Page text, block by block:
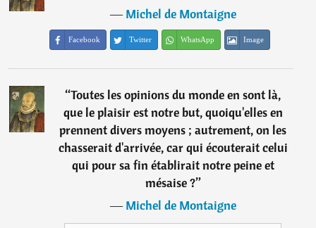
―Michel de Montaigne
Facebook Twitter WhatsApp Image
“Toutes les opinions du monde en sont là,
que le plaisir est notre but, quoiqu'elles en
prennent divers moyens ; autrement, on les
chasserait d'arrivée, car qui écouterait celui
qui pour sa fin établirait notre peine et
mésaise ?”
―Michel de Montaigne